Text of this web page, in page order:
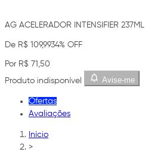
AG ACELERADOR INTENSIFIER 237ML
De R$ 109,9934% OFF
Por R$ 71,50
Produto indisponível
Avise-me
Ofertas
Avaliações
Início
>